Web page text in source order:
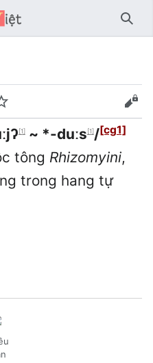
Tìm
Theo dõi
[1]~ *-duːs [1]/[cg1]
tông Rhizomyini,
trong hang tự